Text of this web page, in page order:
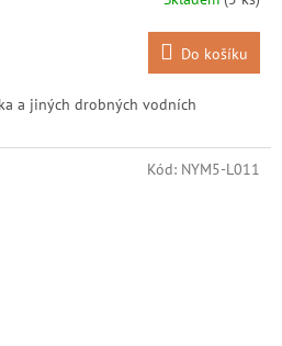
Do košíku
a jiných drobných vodních
Kód: NYM5-L011